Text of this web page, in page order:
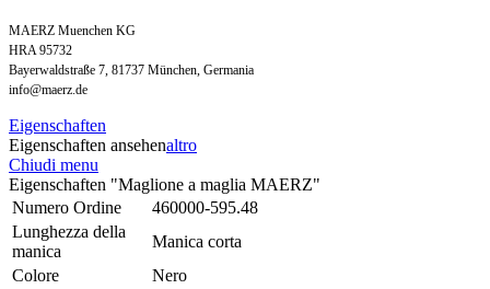
MAERZ Muenchen KG
HRA 95732
Bayerwaldstraße 7, 81737 München, Germania
info@maerz.de
Eigenschaften
Eigenschaften ansehenaltro
Chiudi menu
Eigenschaften "Maglione a maglia MAERZ"
Numero Ordine
460000-595.48
Lunghezza della
manica
Manica corta
Colore
Nero